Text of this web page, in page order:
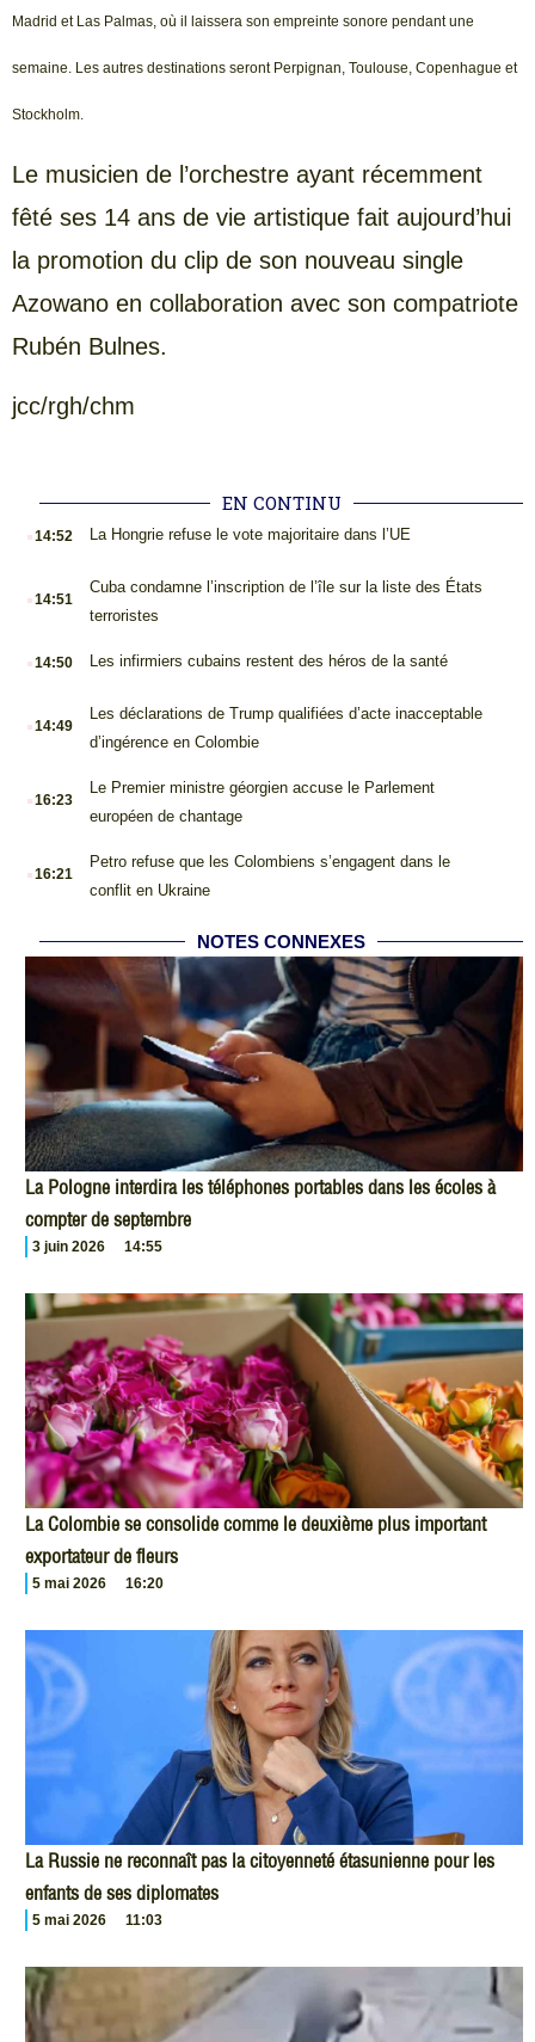
Madrid et Las Palmas, où il laissera son empreinte sonore pendant une
semaine. Les autres destinations seront Perpignan, Toulouse, Copenhague et
Stockholm.
Le musicien de l’orchestre ayant récemment
fêté ses 14 ans de vie artistique fait aujourd’hui
la promotion du clip de son nouveau single
Azowano en collaboration avec son compatriote
Rubén Bulnes.
jcc/rgh/chm
EN CONTINU
.14:52 La Hongrie refuse le vote majoritaire dans l’UE
.14:51
Cuba condamne l’inscription de l’île sur la liste des États
terroristes
.14:50 Les infirmiers cubains restent des héros de la santé
.14:49
Les déclarations de Trump qualifiées d’acte inacceptable
d’ingérence en Colombie
.16:23
Le Premier ministre géorgien accuse le Parlement
européen de chantage
.16:21
Petro refuse que les Colombiens s’engagent dans le
conflit en Ukraine
NOTES CONNEXES
La Pologne interdira les téléphones portables dans les écoles à
compter de septembre
3 juin 2026 14:55
La Colombie se consolide comme le deuxième plus important
exportateur de fleurs
5 mai 2026 16:20
La Russie ne reconnaît pas la citoyenneté étasunienne pour les
enfants de ses diplomates
5 mai 2026 11:03